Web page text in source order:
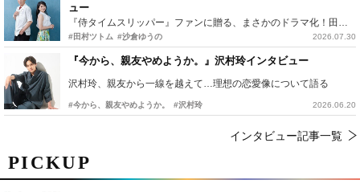
PICKUP
ュー
『侍タイムスリッパー』ファンに贈る、まさかのドラマ化！田村ツトム×沙倉ゆうのが語る『心配無用ノ介』撮影秘話
#田村ツトム #沙倉ゆうの 2026.07.30
『今から、親友やめようか。』沢村玲インタビュー
沢村玲、親友から一線を越えて…理想の恋愛像について語る
#今から、親友やめようか。 #沢村玲 2026.06.20
インタビュー記事一覧